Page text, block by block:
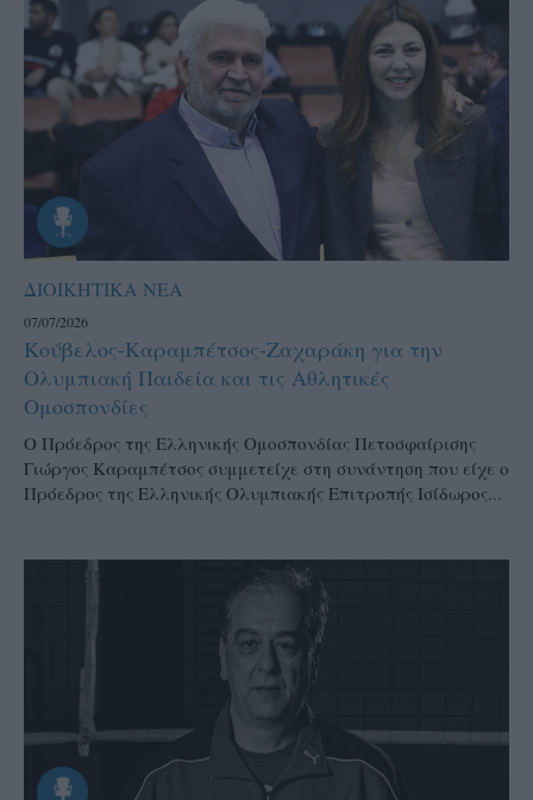
ΔΙΟΙΚΗΤΙΚΑ ΝΕΑ
07/07/2026
Κούβελος-Καραμπέτσος-Ζαχαράκη για την
Ολυμπιακή Παιδεία και τις Αθλητικές
Ομοσπονδίες
Ο Πρόεδρος της Ελληνικής Ομοσπονδίας Πετοσφαίρισης
Γιώργος Καραμπέτσος συμμετείχε στη συνάντηση που είχε ο
Πρόεδρος της Ελληνικής Ολυμπιακής Επιτροπής Ισίδωρος...